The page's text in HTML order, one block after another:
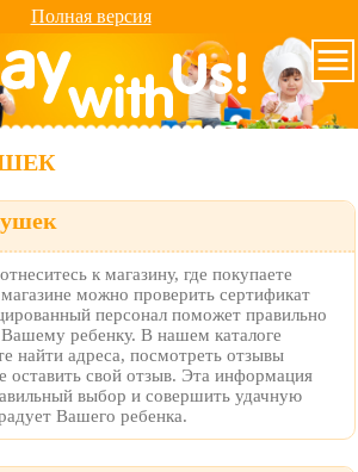
Полная версия
к магазину, где покупаете
можно проверить сертификат
персонал поможет правильно
ребенку. В нашем каталоге
найти адреса, посмотреть отзывы
оставить свой отзыв. Эта информация
выбор и совершить удачную
Вашего ребенка.